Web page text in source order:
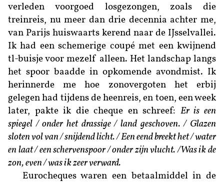
verleden voorgoed losgezongen, zoals die
treinreis, nu meer dan drie decennia achter me,
van Parijs huiswaarts kerend naar de IJsselvallei.
Ik had een schemerige coupé met een kwijnend
tl-buisje voor mezelf alleen. Het landschap langs
het spoor baadde in opkomende avondmist. Ik
herinnerde me hoe zonovergoten het erbij
gelegen had tijdens de heenreis, en toen, een week
later, pakte ik die cheque en schreef: Er is een
spiegel / onder het drassige / land geschoven. / Glazen
sloten vol van / snijdend licht. / Een eend breekt het / water
en laat / een schervenspoor / onder zijn vlucht. /Was ik de
zon, even / was ik zeer verward.
Eurocheques waren een betaalmiddel in de